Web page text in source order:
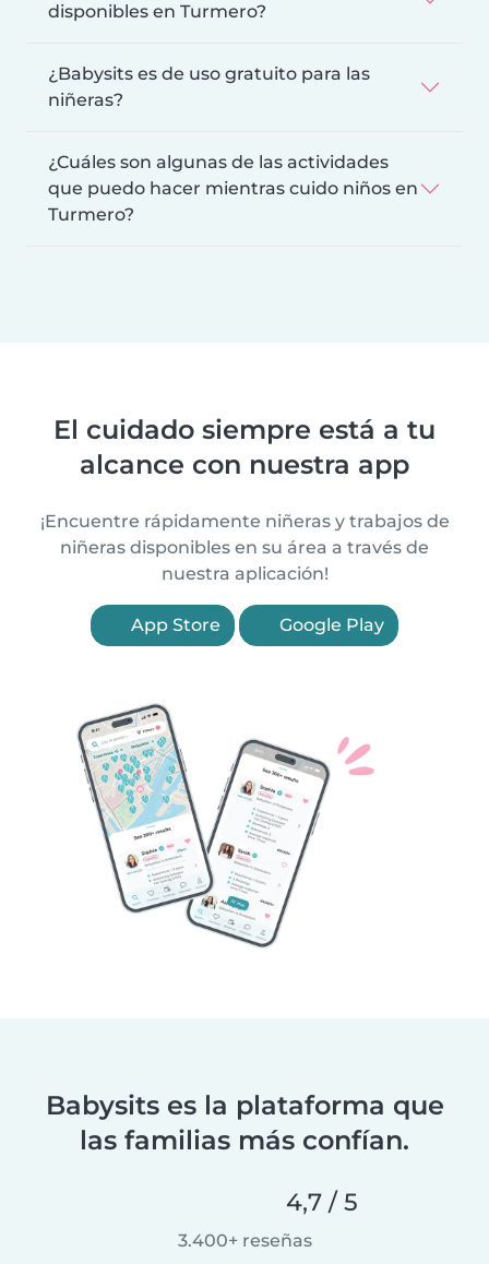
disponibles en Turmero?
¿Babysits es de uso gratuito para las
niñeras?
¿Cuáles son algunas de las actividades
que puedo hacer mientras cuido niños en
Turmero?
El cuidado siempre está a tu
alcance con nuestra app
¡Encuentre rápidamente niñeras y trabajos de
niñeras disponibles en su área a través de
nuestra aplicación!
App Store Google Play
Babysits es la plataforma que
las familias más confían.
4,7 / 5
3.400+ reseñas